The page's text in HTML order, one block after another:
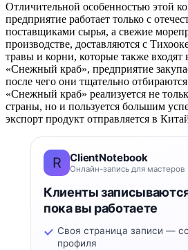
Отличительной особенностью этой
предприятие работает только с
поставщиками сырья, а свежие
производстве, доставляются с
травы и корни, которые также входят
«Снежный краб», предприятие
после чего они тщательно
«Снежный краб» реализуется не
страны, но и пользуется большим
экспорт продукт отправляется в
R ClientNotebook
Онлайн-запись для мастеров
Клиенты
пока вы работаете
Своя страница записи —
профиля